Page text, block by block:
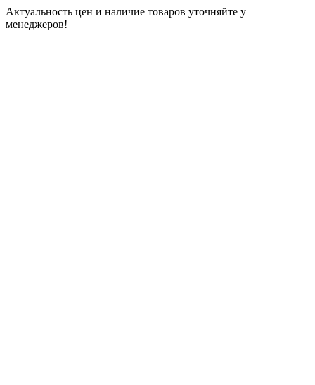
Актуальность цен и наличие товаров уточняйте у
менеджеров!